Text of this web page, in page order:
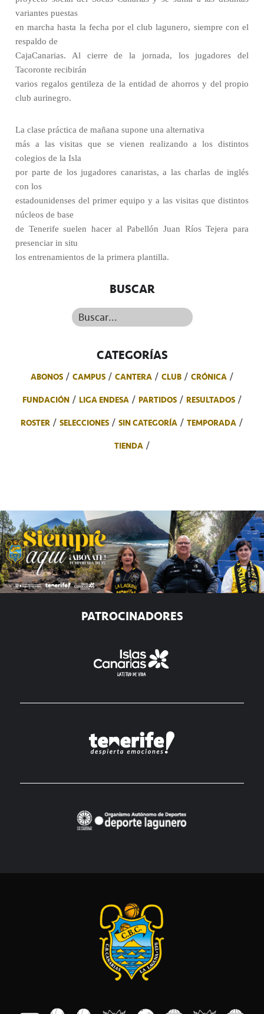
variantes puestas
en marcha hasta la fecha por el club lagunero, siempre con el
respaldo de
CajaCanarias. Al cierre de la jornada, los jugadores del
Tacoronte recibirán
varios regalos gentileza de la entidad de ahorros y del propio
club aurinegro.
La clase práctica de mañana supone una alternativa
más a las visitas que se vienen realizando a los distintos
colegios de la Isla
por parte de los jugadores canaristas, a las charlas de inglés
con los
estadounidenses del primer equipo y a las visitas que distintos
núcleos de base
de Tenerife suelen hacer al Pabellón Juan Ríos Tejera para
presenciar in situ
los entrenamientos de la primera plantilla.
BUSCAR
Buscar...
CATEGORÍAS
ABONOS CAMPUS CANTERA CLUB
CRÓNICA
FUNDACIÓN
LIGA ENDESA PARTIDOS
RESULTADOS
ROSTER
SELECCIONES SIN CATEGORÍA
TEMPORADA
TIENDA
PATROCINADORES